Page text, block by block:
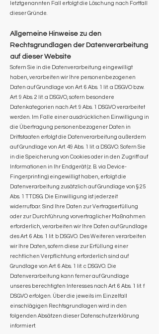
letztgenannten Fall erfolgt die Löschung nach Fortfall
dieser Gründe.
Allgemeine Hinweise zu den
Rechtsgrundlagen der Datenverarbeitung
auf dieser Website
Sofern Sie in die Datenverarbeitung eingewilligt
haben, verarbeiten wir Ihre personenbezogenen
Daten auf Grundlage von Art. 6 Abs. 1 lit. a DSGVO bzw.
Art. 9 Abs. 2 lit. a DSGVO, sofern besondere
Datenkategorien nach Art. 9 Abs. 1 DSGVO verarbeitet
werden. Im Falle einer ausdrücklichen Einwilligung in
die Übertragung personenbezogener Daten in
Drittstaaten erfolgt die Datenverarbeitung außerdem
auf Grundlage von Art. 49 Abs. 1 lit. a DSGVO. Sofern Sie
in die Speicherung von Cookies oder in den Zugriff auf
Informationen in Ihr Endgerät (z. B. via Device-
Fingerprinting) eingewilligt haben, erfolgt die
Datenverarbeitung zusätzlich auf Grundlage von § 25
Abs. 1 TTDSG. Die Einwilligung ist jederzeit
widerrufbar. Sind Ihre Daten zur Vertragserfüllung
oder zur Durchführung vorvertraglicher Maßnahmen
erforderlich, verarbeiten wir Ihre Daten auf Grundlage
des Art. 6 Abs. 1 lit. b DSGVO. Des Weiteren verarbeiten
wir Ihre Daten, sofern diese zur Erfüllung einer
rechtlichen Verpflichtung erforderlich sind auf
Grundlage von Art. 6 Abs. 1 lit. c DSGVO. Die
Datenverarbeitung kann ferner auf Grundlage
unseres berechtigten Interesses nach Art. 6 Abs. 1 lit. f
DSGVO erfolgen. Über die jeweils im Einzelfall
einschlägigen Rechtsgrundlagen wird in den
folgenden Absätzen dieser Datenschutzerklärung
informiert.